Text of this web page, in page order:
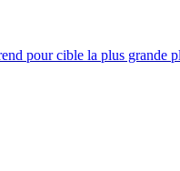
pour cible la plus grande